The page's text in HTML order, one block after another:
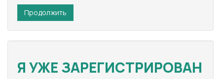
Продолжить
Я УЖЕ ЗАРЕГИСТРИРОВАН